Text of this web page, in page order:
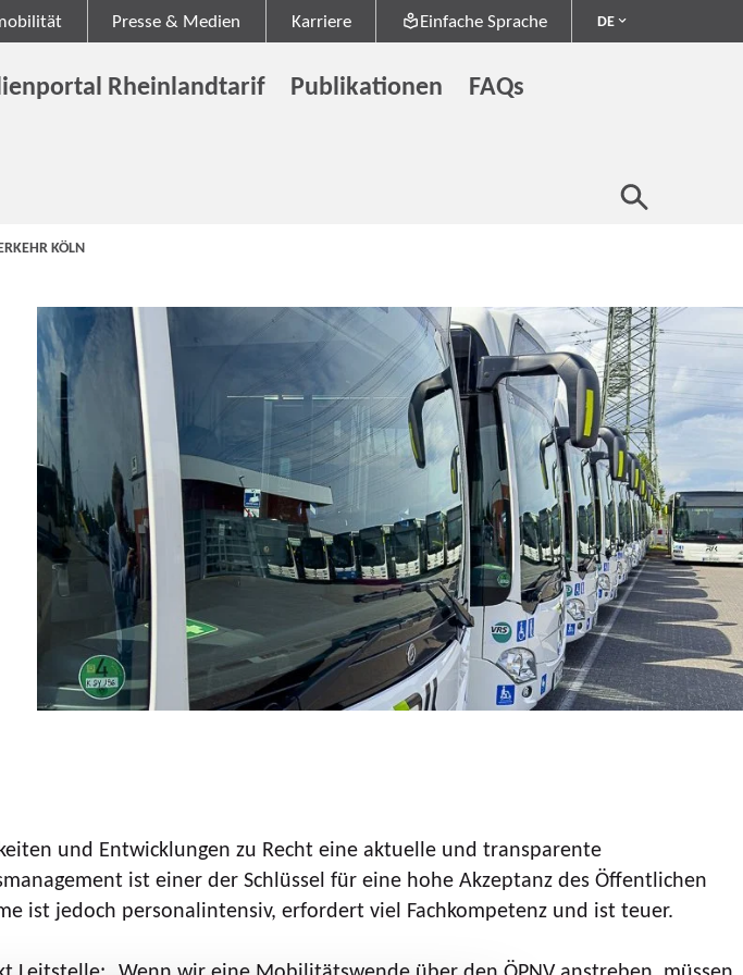
Presse & Medien Karriere Einfache Sprache DE
Rheinlandtarif Publikationen
FAQs
KÖLN
und Entwicklungen zu Recht eine aktuelle und transparente
ist einer der Schlüssel für eine hohe Akzeptanz des Öffentlichen
ist jedoch personalintensiv, erfordert viel Fachkompetenz und ist teuer.